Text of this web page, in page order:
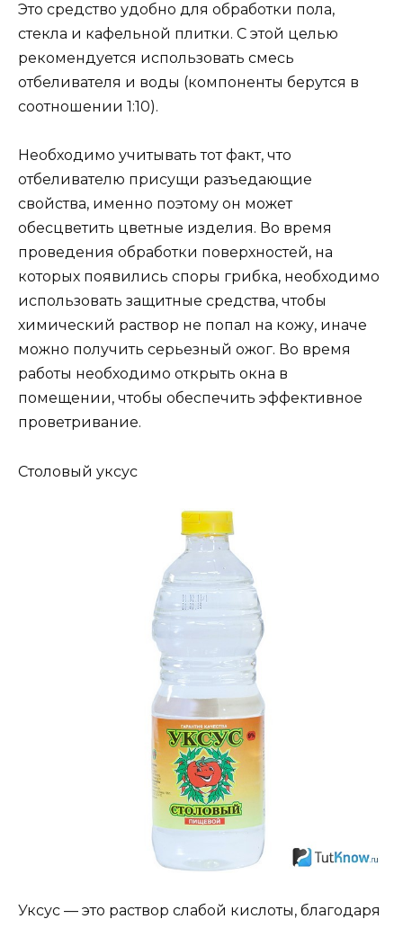
Это средство удобно для обработки пола,
стекла и кафельной плитки. С этой целью
рекомендуется использовать смесь
отбеливателя и воды (компоненты берутся в
соотношении 1:10).
Необходимо учитывать тот факт, что
отбеливателю присущи разъедающие
свойства, именно поэтому он может
обесцветить цветные изделия. Во время
проведения обработки поверхностей, на
которых появились споры грибка, необходимо
использовать защитные средства, чтобы
химический раствор не попал на кожу, иначе
можно получить серьезный ожог. Во время
работы необходимо открыть окна в
помещении, чтобы обеспечить эффективное
проветривание.
Столовый уксус
Уксус — это раствор слабой кислоты, благодаря